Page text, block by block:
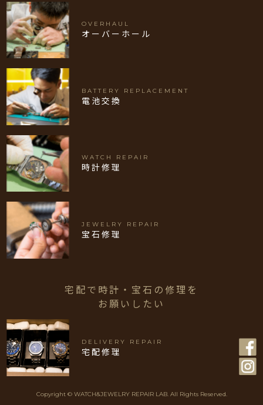
OVERHAUL
オーバーホール
BATTERY REPLACEMENT
電池交換
WATCH REPAIR
時計修理
JEWELRY REPAIR
宝石修理
宅配で時計・宝石の修理を
お願いしたい
DELIVERY REPAIR
宅配修理
Copyright © WATCH&JEWELRY REPAIR LAB. All Rights Reserved.